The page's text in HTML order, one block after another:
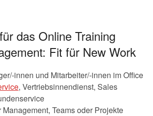
das Online Training
Fit für New Work
innen und Mitarbeiter/-innen im Office
, Vertriebsinnendienst, Sales
Teams oder Projekte